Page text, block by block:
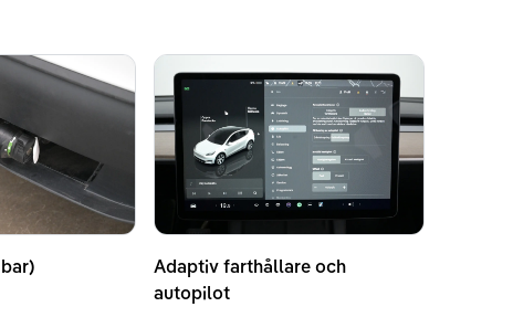
Adaptiv farthållare och
autopilot